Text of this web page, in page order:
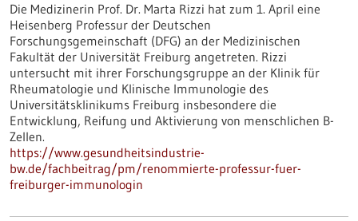
Die Medizinerin Prof. Dr. Marta Rizzi hat zum 1. April eine
Heisenberg Professur der Deutschen
Forschungsgemeinschaft (DFG) an der Medizinischen
Fakultät der Universität Freiburg angetreten. Rizzi
untersucht mit ihrer Forschungsgruppe an der Klinik für
Rheumatologie und Klinische Immunologie des
Universitätsklinikums Freiburg insbesondere die
Entwicklung, Reifung und Aktivierung von menschlichen B-
Zellen.
https://www.gesundheitsindustrie-
bw.de/fachbeitrag/pm/renommierte-professur-fuer-
freiburger-immunologin